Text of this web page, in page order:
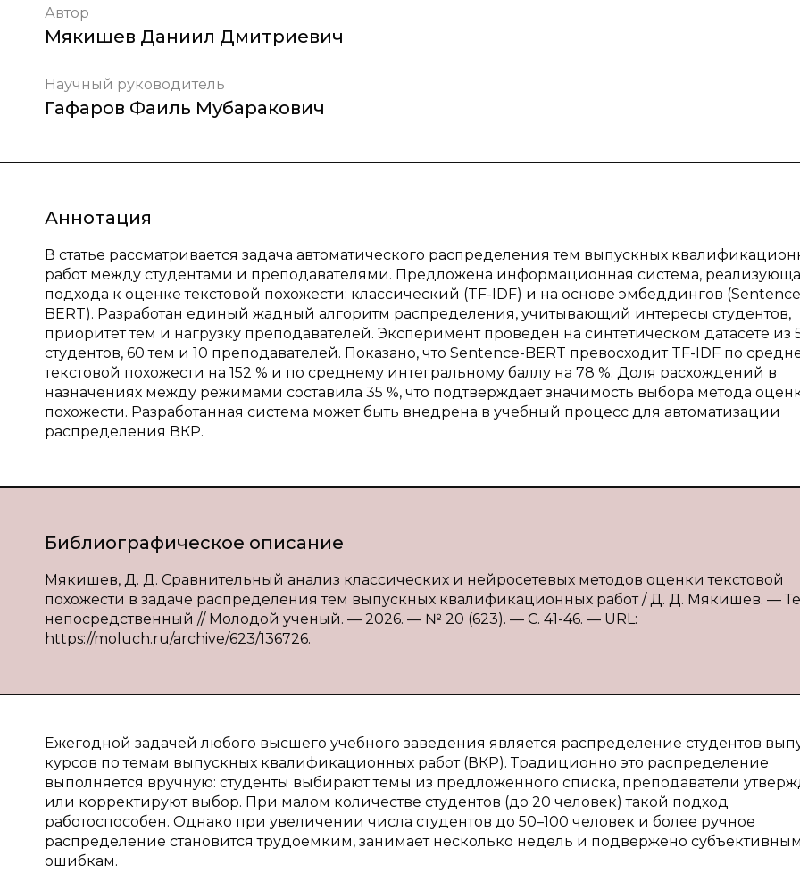
Автор
Мякишев Даниил Дмитриевич
Научный руководитель
Гафаров Фаиль Мубаракович
Аннотация
В статье рассматривается задача автоматического распределения тем выпускных
работ между студентами и преподавателями. Предложена информационная система,
подхода к оценке текстовой похожести: классический (TF-IDF) и на основе эмбеддингов
BERT). Разработан единый жадный алгоритм распределения, учитывающий интересы студентов,
приоритет тем и нагрузку преподавателей. Эксперимент проведён на синтетическом датасете из
студентов, 60 тем и 10 преподавателей. Показано, что Sentence-BERT превосходит TF-IDF по
текстовой похожести на 152 % и по среднему интегральному баллу на 78 %. Доля расхождений в
назначениях между режимами составила 35 %, что подтверждает значимость выбора метода
похожести. Разработанная система может быть внедрена в учебный процесс для автоматизации
распределения ВКР.
Библиографическое описание
Мякишев, Д. Д. Сравнительный анализ классических и нейросетевых методов оценки текстовой
похожести в задаче распределения тем выпускных квалификационных работ / Д. Д. Мякишев. —
непосредственный // Молодой ученый. — 2026. — № 20 (623). — С. 41-46. — URL:
https://moluch.ru/archive/623/136726.
Ежегодной задачей любого высшего учебного заведения является распределение студентов
курсов по темам выпускных квалификационных работ (ВКР). Традиционно это распределение
выполняется вручную: студенты выбирают темы из предложенного списка, преподаватели
или корректируют выбор. При малом количестве студентов (до 20 человек) такой подход
работоспособен. Однако при увеличении числа студентов до 50–100 человек и более ручное
распределение становится трудоёмким, занимает несколько недель и подвержено субъективным
ошибкам.